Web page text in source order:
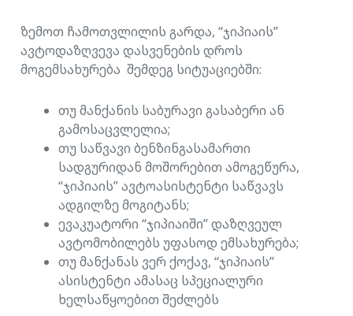
ზემოთ ჩამოთვლილის გარდა, “ჯიპიაის”
ავტოდაზღვევა დასვენების დროს
მოგემსახურება შემდეგ სიტუაციებში:
თუ მანქანის საბურავი გასაბერი ან
გამოსაცვლელია;
თუ საწვავი ბენზინგასამართი
სადგურიდან მოშორებით ამოგეწურა,
“ჯიპიაის” ავტოასისტენტი საწვავს
ადგილზე მოგიტანს;
ევაკუატორი “ჯიპიაიში” დაზღვეულ
ავტომობილებს უფასოდ ემსახურება;
თუ მანქანას ვერ ქოქავ, “ჯიპიაის”
ასისტენტი ამასაც სპეციალური
ხელსაწყოებით შეძლებს